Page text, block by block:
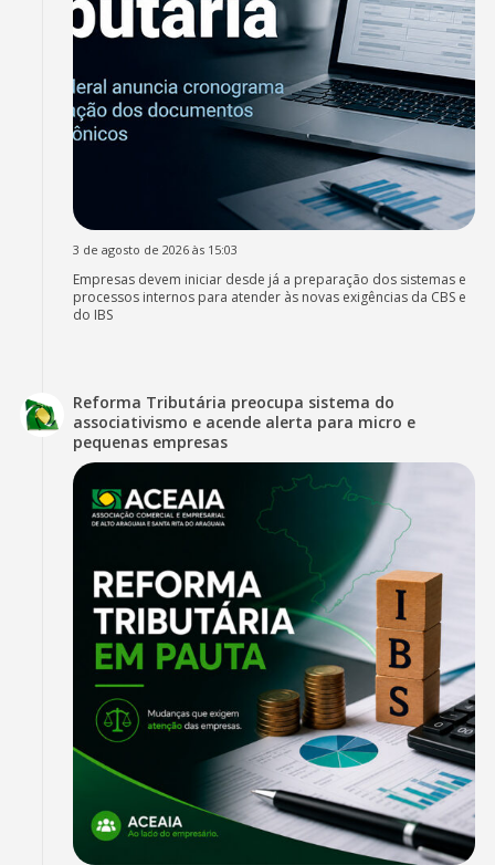
3 de agosto de 2026 às 15:03
Empresas devem iniciar desde já a preparação dos sistemas e
processos internos para atender às novas exigências da CBS e
do IBS
Reforma Tributária preocupa sistema do
associativismo e acende alerta para micro e
pequenas empresas